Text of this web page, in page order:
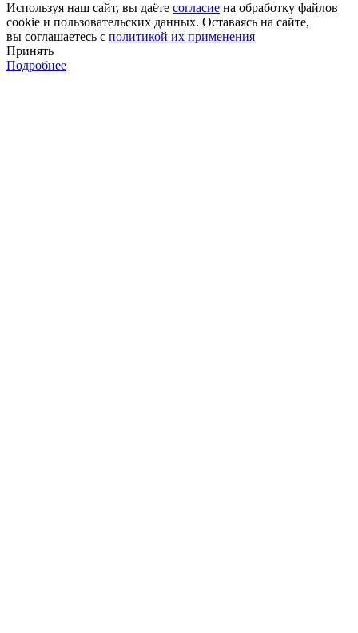
Используя наш сайт, вы даёте согласие на обработку файлов
cookie и пользовательских данных. Оставаясь на сайте,
вы соглашаетесь с политикой их применения
Принять
Подробнее